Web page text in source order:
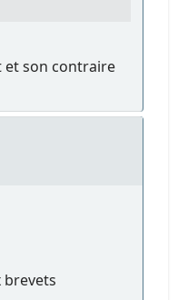
et son contraire
brevets